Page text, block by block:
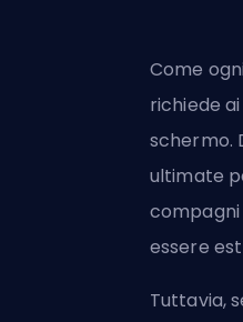
Come
richiede
schermo.
ultimate
compagni
essere
Tuttavia,